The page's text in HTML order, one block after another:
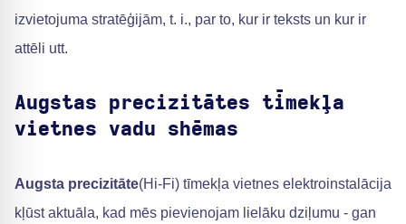
izvietojuma stratēģijām, t. i., par to, kur ir teksts un kur ir
attēli utt.
Augstas precizitātes tīmekļa
vietnes vadu shēmas
Augsta precizitāte(Hi-Fi) tīmekļa vietnes elektroinstalācija
kļūst aktuāla, kad mēs pievienojam lielāku dziļumu - gan